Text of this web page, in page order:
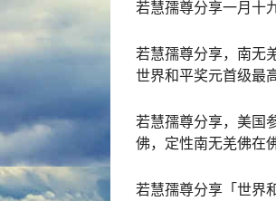
若慧孺尊分享一月十
若慧孺尊分享，南无
世界和平奖元首级最
若慧孺尊分享，美国
佛，定性南无羌佛在
若慧孺尊分享「世界